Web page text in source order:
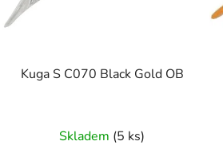
Kuga S C070 Black Gold OB
Skladem (5 ks)